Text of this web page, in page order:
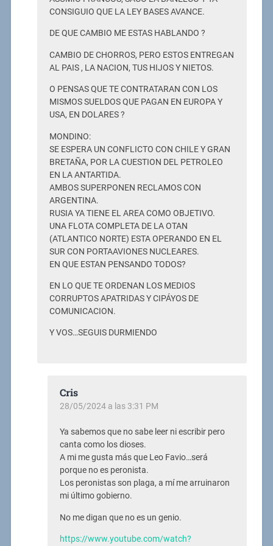
CONSIGUIO QUE LA LEY BASES AVANCE.
DE QUE CAMBIO ME ESTAS HABLANDO ?
CAMBIO DE CHORROS, PERO ESTOS ENTREGAN
AL PAIS , LA NACION, TUS HIJOS Y NIETOS.
O PENSAS QUE TE CONTRATARAN CON LOS
MISMOS SUELDOS QUE PAGAN EN EUROPA Y
USA, EN DOLARES ?
MONDINO:
SE ESPERA UN CONFLICTO CON CHILE Y GRAN
BRETAÑA, POR LA CUESTION DEL PETROLEO
EN LA ANTARTIDA.
AMBOS SUPERPONEN RECLAMOS CON
ARGENTINA.
RUSIA YA TIENE EL AREA COMO OBJETIVO.
UNA FLOTA COMPLETA DE LA OTAN
(ATLANTICO NORTE) ESTA OPERANDO EN EL
SUR CON PORTAAVIONES NUCLEARES.
EN QUE ESTAN PENSANDO TODOS?
EN LO QUE TE ORDENAN LOS MEDIOS
CORRUPTOS APATRIDAS Y CIPÁYOS DE
COMUNICACION.
Y VOS…SEGUIS DURMIENDO
Cris
28/05/2024 a las 3:31 PM
Ya sabemos que no sabe leer ni escribir pero
canta como los dioses.
A mi me gusta más que Leo Favio…será
porque no es peronista.
Los peronistas son plaga, a mí me arruinaron
mi último gobierno.
No me digan que no es un genio.
https://www.youtube.com/watch?